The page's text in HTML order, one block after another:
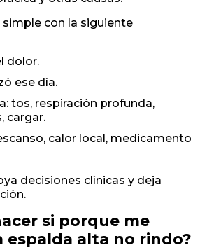
con la siguiente
dolor.
ese día.
tos, respiración profunda,
cargar.
calor local, medicamento
decisiones clínicas y deja
si porque me
alta no rindo?